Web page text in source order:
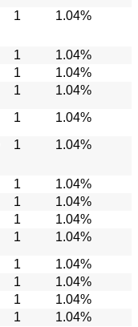
1 1.04%
1 1.04%
1 1.04%
1 1.04%
1 1.04%
1 1.04%
1 1.04%
1 1.04%
1 1.04%
1 1.04%
1 1.04%
1 1.04%
1 1.04%
1 1.04%